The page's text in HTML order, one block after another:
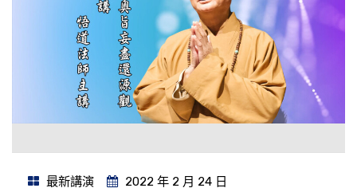
最新講演 2022 年 2 月 24 日